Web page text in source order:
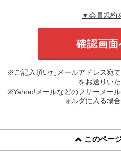
▼会員規約
※ご記入頂いたメールアドレス宛
をお送りいた
※Yahoo!メールなどのフリーメー
ォルダに入る場
このペー